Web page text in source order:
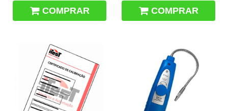
COMPRAR COMPRAR